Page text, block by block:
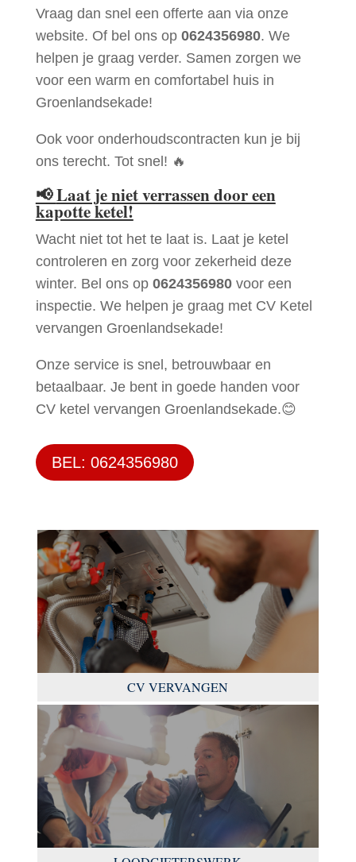
Vraag dan snel een offerte aan via onze
website. Of bel ons op 0624356980. We
helpen je graag verder. Samen zorgen we
voor een warm en comfortabel huis in
Groenlandsekade!
Ook voor onderhoudscontracten kun je bij
ons terecht. Tot snel! 🔥
📢Laat je niet verrassen door een
kapotte ketel!
Wacht niet tot het te laat is. Laat je ketel
controleren en zorg voor zekerheid deze
winter. Bel ons op 0624356980voor een
inspectie. We helpen je graag met CV Ketel
vervangen Groenlandsekade!
Onze service is snel, betrouwbaar en
betaalbaar. Je bent in goede handen voor
CV ketel vervangen Groenlandsekade.😊
BEL: 0624356980
CV VERVANGEN